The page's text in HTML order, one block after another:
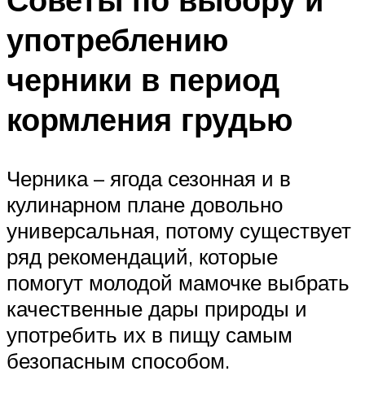
употреблению
черники в период
кормления грудью
Черника – ягода сезонная и в
кулинарном плане довольно
универсальная, потому существует
ряд рекомендаций, которые
помогут молодой мамочке выбрать
качественные дары природы и
употребить их в пищу самым
безопасным способом.